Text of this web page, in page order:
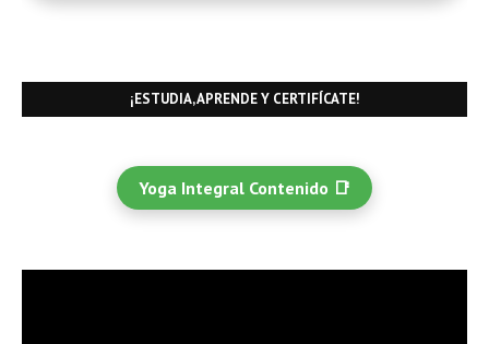
¡ESTUDIA, APRENDE Y CERTIFÍCATE!
Yoga Integral Contenido 📑